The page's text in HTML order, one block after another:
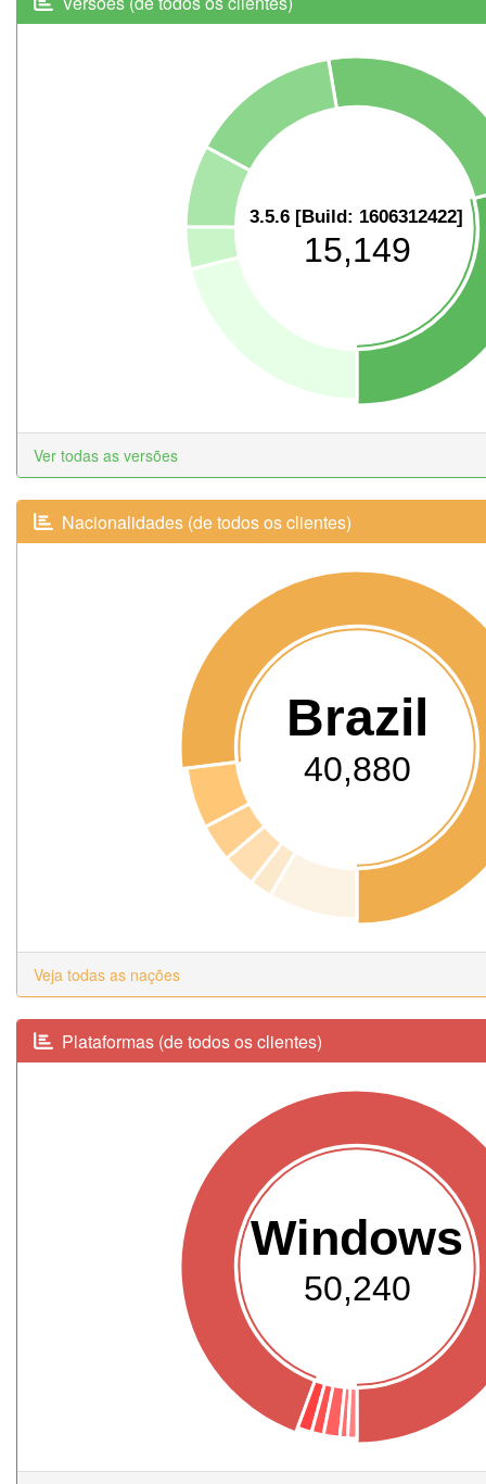
3.5.6 [Build: 1606312422]
15,149
Ver todas as versões
Nacionalidades (de todos os clientes)
Brazil
40,880
Veja todas as nações
Plataformas (de todos os clientes)
Windows
50,240